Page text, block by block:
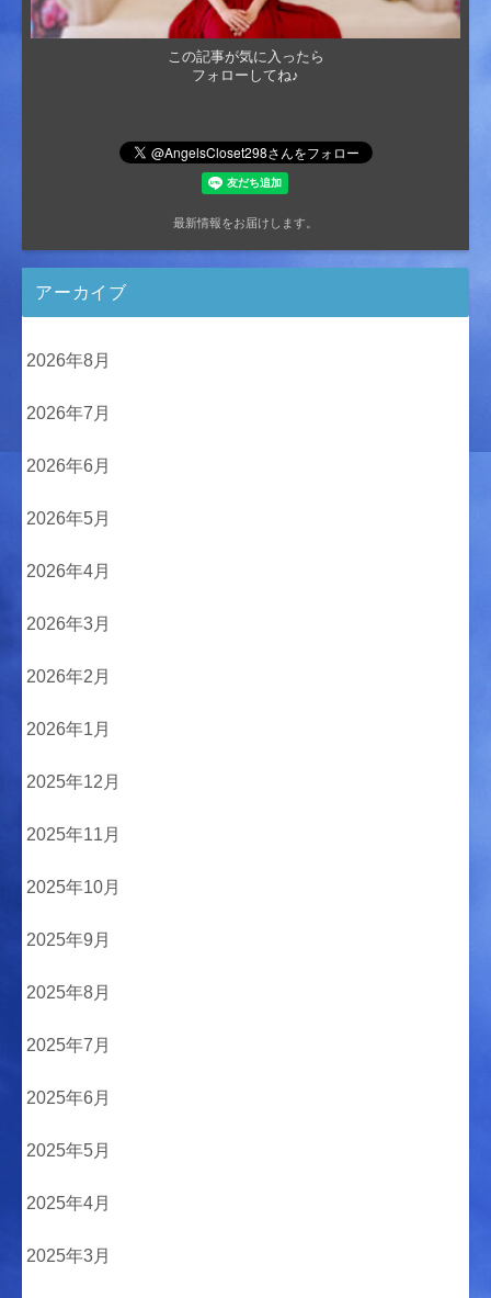
この記事が気に入ったら
フォローしてね♪
最新情報をお届けします。
アーカイブ
2026年8月
2026年7月
2026年6月
2026年5月
2026年4月
2026年3月
2026年2月
2026年1月
2025年12月
2025年11月
2025年10月
2025年9月
2025年8月
2025年7月
2025年6月
2025年5月
2025年4月
2025年3月